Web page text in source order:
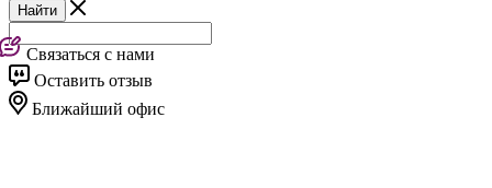
Найти
Связаться с нами
Оставить отзыв
Ближайший офис